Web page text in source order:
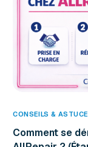
CONSEILS &
Comment se